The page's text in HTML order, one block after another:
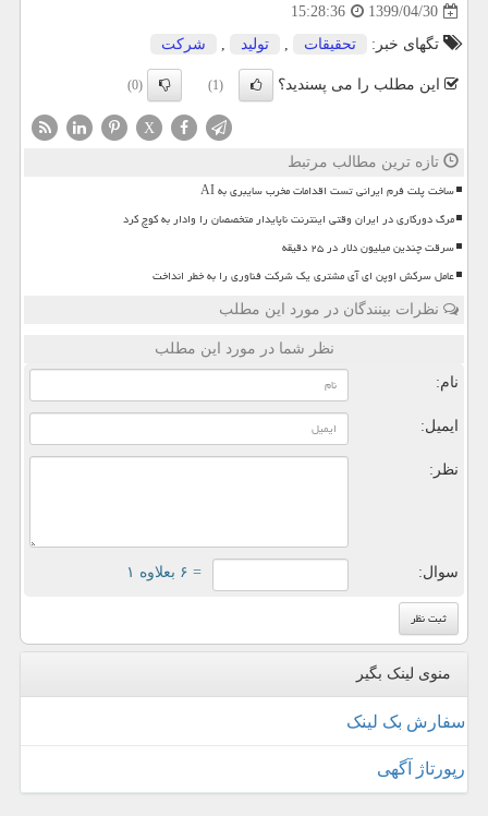
1399/04/30
15:28:36
تگهای خبر:
تحقیقات , تولید , شركت
این مطلب را می پسندید؟ (1)
(0)
X
تازه ترین مطالب مرتبط
ساخت پلت فرم ایرانی تست اقدامات مخرب سایبری به AI
مرگ دورکاری در ایران وقتی اینترنت ناپایدار متخصصان را وادار به کوچ کرد
سرقت چندین میلیون دلار در ۲۵ دقیقه
عامل سرکش اوپن ای آی مشتری یک شرکت فناوری را به خطر انداخت
نظرات بینندگان در مورد این مطلب
نظر شما در مورد این مطلب
نام:
ایمیل:
نظر:
سوال: = ۶ بعلاوه ۱
منوی لینک بگیر
سفارش بک لینک
رپورتاژ آگهی